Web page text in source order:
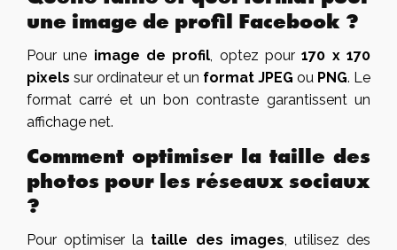
une image de profil Facebook ?
Pour une image de profil, optez pour170 x 170
pixels sur ordinateur et un format JPEG ou PNG. Le
format carré et un bon contraste garantissent un
affichage net.
Comment optimiser la taille des
photos pour les réseaux sociaux
?
Pour optimiser la taille des images, utilisez des